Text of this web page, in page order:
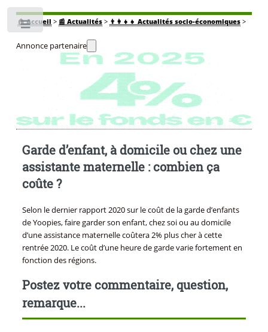
🏠Accueil > 📰 Actualités> 👨‍👩‍👧‍👧 Actualités socio-économiques>
Annonce partenaire
Garde d’enfant, à domicile ou chez une
assistante maternelle : combien ça
coûte ?
Selon le dernier rapport 2020 sur le coût de la garde d’enfants
de Yoopies, faire garder son enfant, chez soi ou au domicile
d’une assistance maternelle coûtera 2% plus cher à cette
rentrée 2020. Le coût d’une heure de garde varie fortement en
fonction des régions.
Postez votre commentaire, question,
remarque...
Toggle